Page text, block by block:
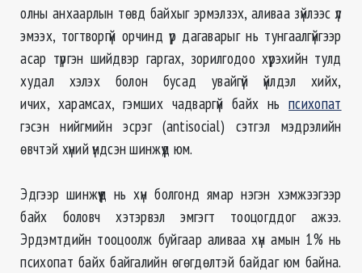
олны анхаарлын төвд байхыг эрмэлзэх, аливаа зүйлээс үл
эмээх, тогтворгүй орчинд үр дагаварыг нь тунгаалгүйгээр
асар түргэн шийдвэр гаргах, зорилгодоо хүрэхийн тулд
худал хэлэх болон бусад увайгүй үйлдэл хийх,
ичих, харамсах, гэмших чадваргүй байх ньпсихопат
гэсэн нийгмийн эсрэг (antisocial) сэтгэл мэдрэлийн
өвчтэй хүний үндсэн шинжүүд юм.
Эдгээр шинжүүд нь хүн болгонд ямар нэгэн хэмжээгээр
байх боловч хэтэрвэл эмгэгт тооцогддог ажээ.
Эрдэмтдийн тооцоолж буйгаар аливаа хүн амын 1% нь
психопат байх байгалийн өгөгдөлтэй байдаг юм байна.